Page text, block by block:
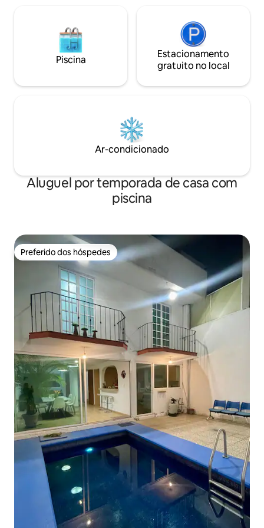
Piscina
Estacionamento
gratuito no local
Ar-condicionado
Aluguel por temporada de casa com
piscina
Preferido dos hóspedes
Preferido dos hóspedes